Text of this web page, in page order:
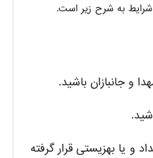
شرایط به شرح زیر است.
و جانبازان باشید.
یا بهزیستی قرار گرفته